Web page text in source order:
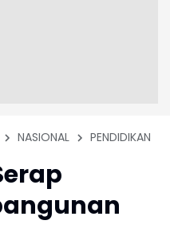
NASIONAL PENDIDIKAN